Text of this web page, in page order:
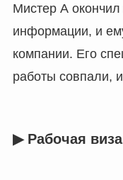
Мистер А
информации, и
компании. Его
работы совпали,
▶︎ Рабочая